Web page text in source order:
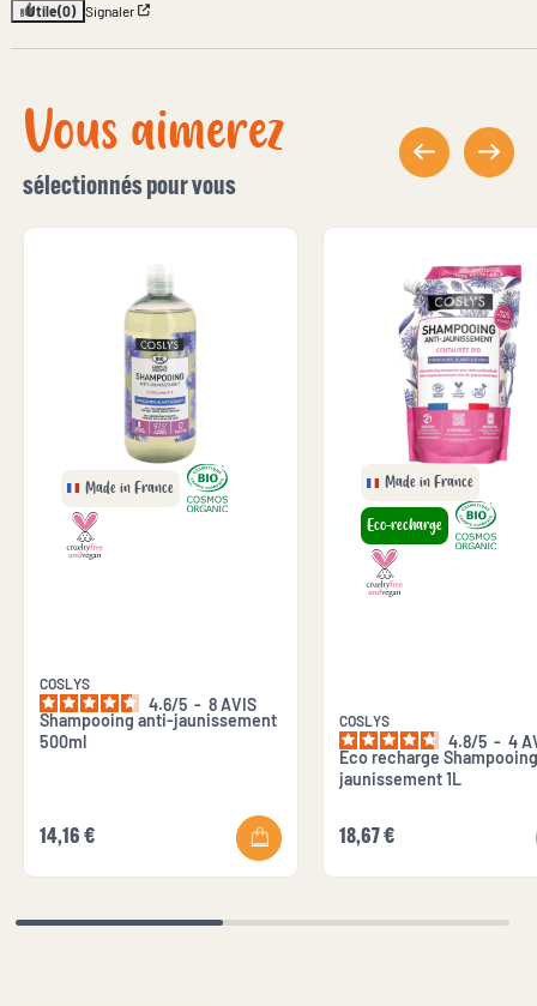
Utile(0) Signaler
Vous aimerez
sélectionnés pour vous
Made in France
COSLYS
4.6/5 - 8AVIS
Shampooing anti-jaunissement
500ml
14,16 €
Made in France
Eco-recharge
COSLYS
4.8/5 - 4
Eco recharge
jaunissement 1L
18,67 €